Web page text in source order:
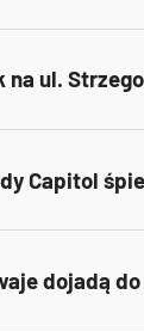
na ul.
Capitol
dojadą